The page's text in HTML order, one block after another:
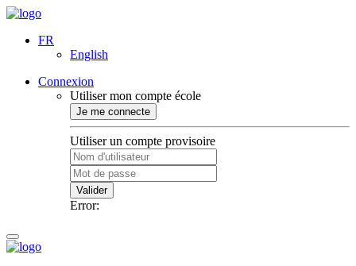
FR
English
Connexion
Utiliser mon compte école
Je me connecte
Utiliser un compte provisoire
Valider
Error: